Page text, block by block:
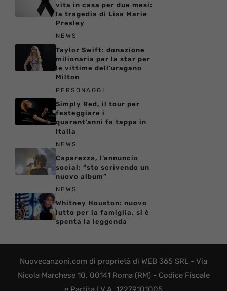
vita in casa per due mesi:
la tragedia di Lisa Marie
Presley
NEWS
Taylor Swift: donazione
milionaria per la star per
le vittime dell’uragano
Milton
PERSONAGGI
Simply Red, il tour per
festeggiare i
quarant’anni fa tappa in
Italia
NEWS
Caparezza, l’annuncio
social: “sto scrivendo un
nuovo album”
NEWS
Whitney Houston: nuovo
lutto per la famiglia, si è
spenta la leggenda
Nuovecanzoni.com di proprietà di WEB 365 SRL - Via
Nicola Marchese 10, 00141 Roma (RM) - Codice Fiscale